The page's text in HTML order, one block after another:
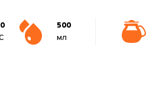
500
мл